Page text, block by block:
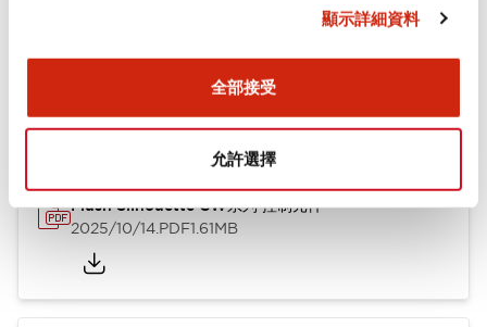
顯示詳細資料
全部接受
允許選擇
型錄和宣傳手冊 CAD檔 認證與標準
Flush Silhouette CW系列 控制元件
2025/10/14.PDF1.61MB